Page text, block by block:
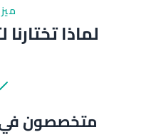
لماذا
متخصصون في